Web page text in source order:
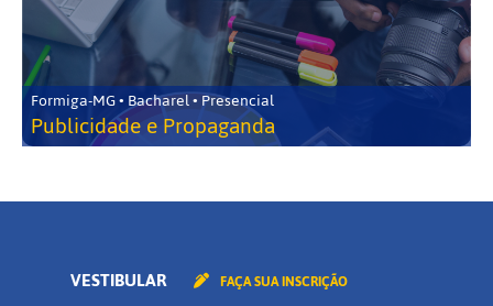
Formiga-MG • Bacharel • Presencial
Publicidade e Propaganda
VESTIBULAR FAÇA SUA INSCRIÇÃO